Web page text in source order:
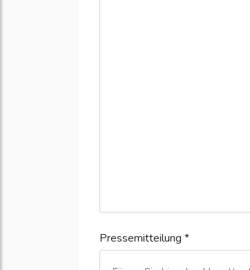
Pressemitteilung *